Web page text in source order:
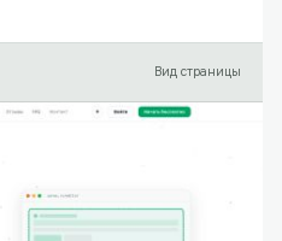
Вид страницы